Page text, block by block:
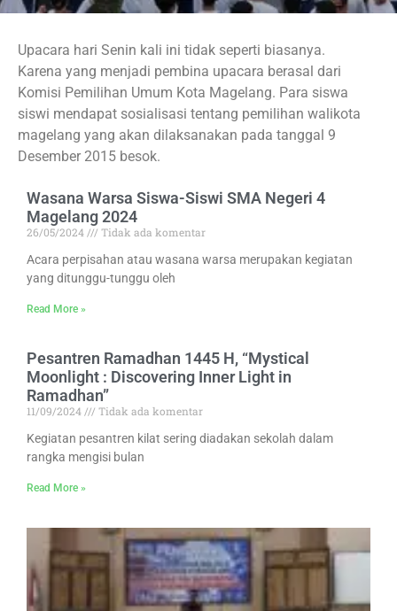
Upacara hari Senin kali ini tidak seperti biasanya.
Karena yang menjadi pembina upacara berasal dari
Komisi Pemilihan Umum Kota Magelang. Para siswa
siswi mendapat sosialisasi tentang pemilihan walikota
magelang yang akan dilaksanakan pada tanggal 9
Desember 2015 besok.
Wasana Warsa Siswa-Siswi SMA Negeri 4
Magelang 2024
26/05/2024
Tidak ada komentar
Acara perpisahan atau wasana warsa merupakan kegiatan
yang ditunggu-tunggu oleh
Read More »
Pesantren Ramadhan 1445 H, “Mystical
Moonlight : Discovering Inner Light in
Ramadhan”
11/09/2024
Tidak ada komentar
Kegiatan pesantren kilat sering diadakan sekolah dalam
rangka mengisi bulan
Read More »